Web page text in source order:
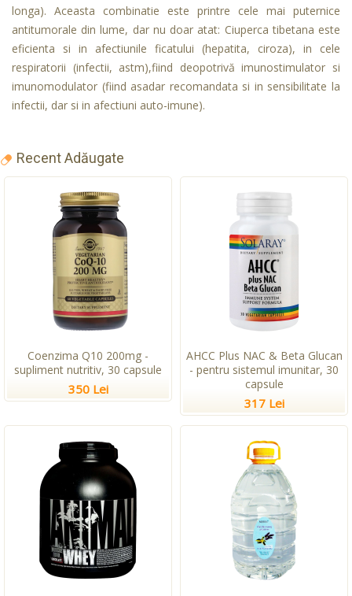
longa). Aceasta combinatie este printre cele mai puternice
antitumorale din lume, dar nu doar atat: Ciuperca tibetana este
eficienta si in afectiunile ficatului (hepatita, ciroza), in cele
respiratorii (infectii, astm),fiind deopotrivă imunostimulator si
imunomodulator (fiind asadar recomandata si in sensibilitate la
infectii, dar si in afectiuni auto-imune).
Recent Adăugate
Coenzima Q10 200mg -
supliment nutritiv, 30 capsule
350 Lei
AHCC Plus NAC & Beta Glucan
- pentru sistemul imunitar, 30
capsule
317 Lei